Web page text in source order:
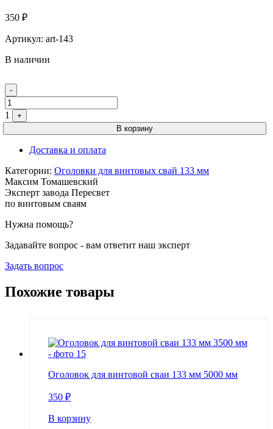
350 ₽
Артикул: art-143
В наличии
Quantity
-
1
+
В корзину
Доставка и оплата
Категории: Оголовки для винтовых свай 133 мм
Максим Томашевский
Эксперт завода Пересвет
по винтовым сваям
Нужна помощь?
Задавайте вопрос - вам ответит наш эксперт
Задать вопрос
Похожие товары
Оголовок для винтовой сваи 133 мм 5000 мм
350 ₽
В корзину